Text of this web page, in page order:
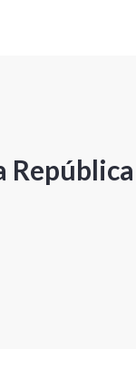
República